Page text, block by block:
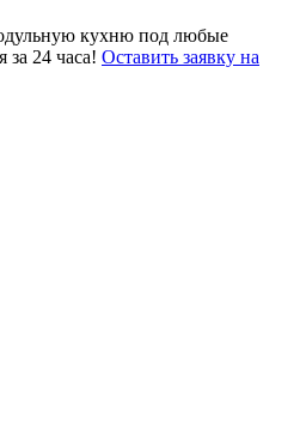
кухню под любые
24 часа! Оставить заявку на